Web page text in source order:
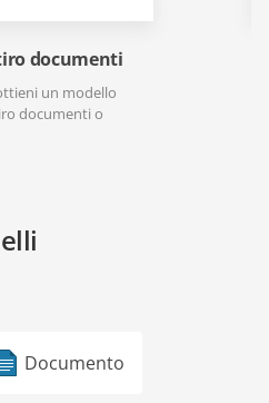
documenti
un modello
documenti o
Documento